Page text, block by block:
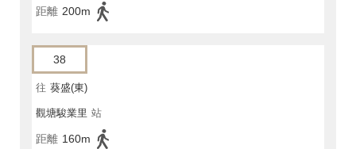
距離 200m
38
往 葵盛(東)
觀塘駿業里 站
距離 160m